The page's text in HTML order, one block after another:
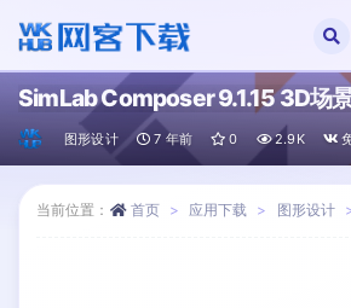
SimLab Composer 9.1.15 3D场
图形设计 7 年前 0 2.9K
当前位置： 首页 应用下载 图形设计
全部